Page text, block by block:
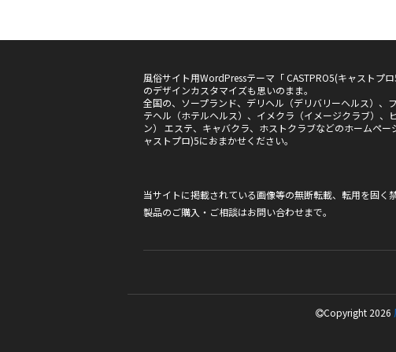
風俗サイト用WordPressテーマ「 CASTPRO5(キャストプ
のデザインカスタマイズも思いのまま。
全国の、ソープランド、デリヘル（デリバリーヘルス）、
テヘル（ホテルヘルス）、イメクラ（イメージクラブ）、
ン） エステ、キャバクラ、ホストクラブなどのホームペー
ャストプロ)5におまかせください。
当サイトに掲載されている画像等の無断転載、転用を固く禁
製品のご購入・ご相談はお問い合わせまで。
Copyright 2026